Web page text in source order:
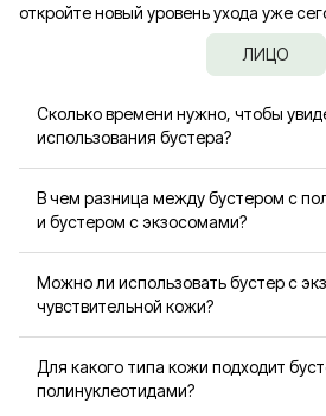
откройте новый уровень ухода уже
ЛИЦО
Сколько времени нужно, чтобы
использования бустера?
регулярного применения.
В чем разница между бустером с
и бустером с экзосомами?
структуру и стимулирует
экзосомами активирует
клеток и поддерживает синтез
Можно ли использовать бустер с
чувствительной кожи?
увлажняет и укрепляет защитный
раздражения.
Для какого типа кожи подходит
полинуклеотидами?